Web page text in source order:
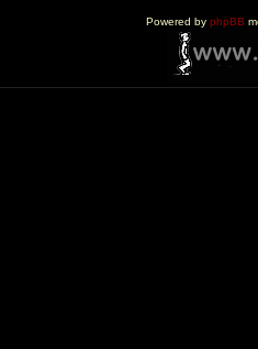
Powered by phpBB